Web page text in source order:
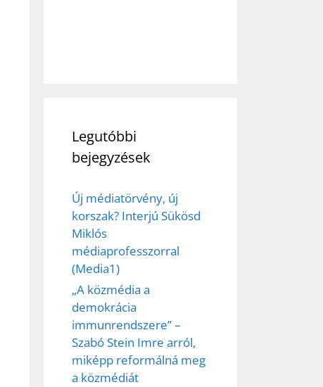
Legutóbbi
bejegyzések
Új médiatörvény, új
korszak? Interjú Sükösd
Miklós
médiaprofesszorral
(Media1)
„A közmédia a
demokrácia
immunrendszere” –
Szabó Stein Imre arról,
miképp reformálná meg
a közmédiát